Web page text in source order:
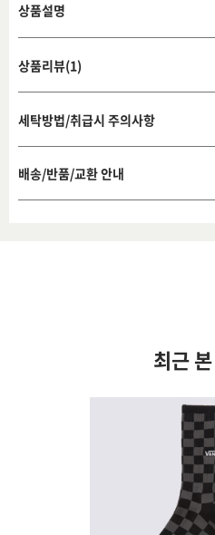
상품설명
상품리뷰(1)
세탁방법/취급시 주의사항
배송/반품/교환 안내
최근